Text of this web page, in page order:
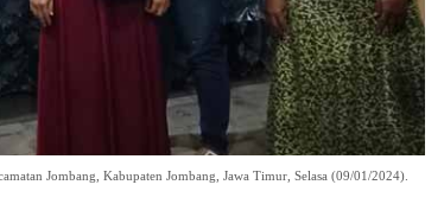
Jombang, Kabupaten Jombang, Jawa Timur, Selasa (09/01/2024).